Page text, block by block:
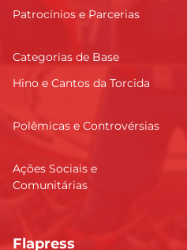
Patrocínios e Parcerias
Categorias de Base
Hino e Cantos da Torcida
Polêmicas e Controvérsias
Ações Sociais e
Comunitárias
Flapress